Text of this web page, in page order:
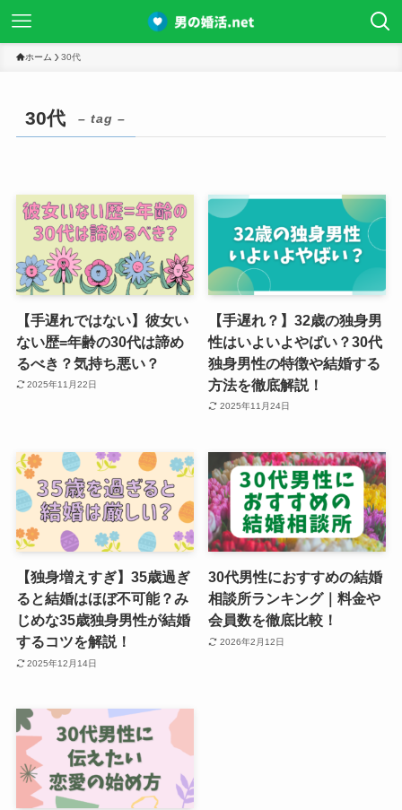
ホーム 30代
30代 – tag –
【手遅れではない】彼女い
ない歴=年齢の30代は諦め
るべき？気持ち悪い？
2025年11月22日
【手遅れ？】32歳の独身男
性はいよいよやばい？30代
独身男性の特徴や結婚する
方法を徹底解説！
2025年11月24日
【独身増えすぎ】35歳過ぎ
ると結婚はほぼ不可能？み
じめな35歳独身男性が結婚
するコツを解説！
2025年12月14日
30代男性におすすめの結婚
相談所ランキング｜料金や
会員数を徹底比較！
2026年2月12日